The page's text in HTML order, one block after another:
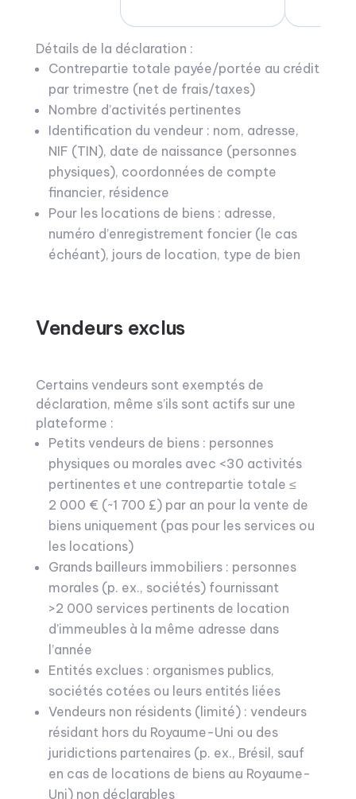
Détails de la déclaration :
Contrepartie totale payée/portée au crédit
par trimestre (net de frais/taxes)
Nombre d’activités pertinentes
Identification du vendeur : nom, adresse,
NIF (TIN), date de naissance (personnes
physiques), coordonnées de compte
financier, résidence
Pour les locations de biens : adresse,
numéro d’enregistrement foncier (le cas
échéant), jours de location, type de bien
Vendeurs exclus
Certains vendeurs sont exemptés de
déclaration, même s’ils sont actifs sur une
plateforme :
Petits vendeurs de biens : personnes
physiques ou morales avec <30 activités
pertinentes et une contrepartie totale ≤
2 000 € (~1 700 £) par an pour la vente de
biens uniquement (pas pour les services ou
les locations)
Grands bailleurs immobiliers : personnes
morales (p. ex., sociétés) fournissant
>2 000 services pertinents de location
d’immeubles à la même adresse dans
l’année
Entités exclues : organismes publics,
sociétés cotées ou leurs entités liées
Vendeurs non résidents (limité) : vendeurs
résidant hors du Royaume-Uni ou des
juridictions partenaires (p. ex., Brésil, sauf
en cas de locations de biens au Royaume-
Uni) non déclarables